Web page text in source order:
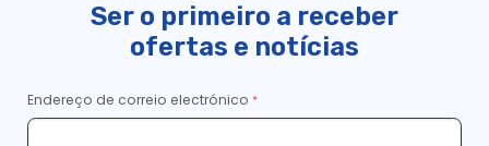
Ser o primeiro a receber
ofertas e notícias
Endereço de correio electrónico